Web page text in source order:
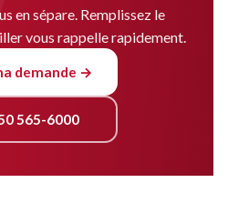
en sépare. Remplissez le
vous rappelle rapidement.
demande →
565-6000